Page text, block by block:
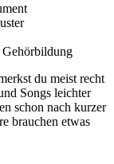
Gehörbildung
du meist recht
Songs leichter
schon nach kurzer
brauchen etwas